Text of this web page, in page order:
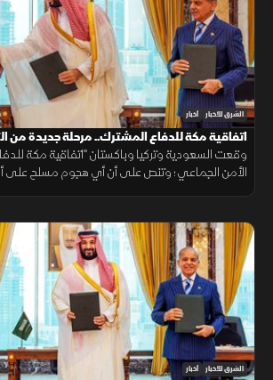
الشرق للأخبار أخبار
اتفاقية مكة للدفاع المشترك.. مرحلة جديدة من
وقعت السعودية وتركيا وباكستان "اتفاقية مكة
الأمن الجماعي؛ وتنص على أن أي هجوم مسلح على
الشرق للأخبار أخبار